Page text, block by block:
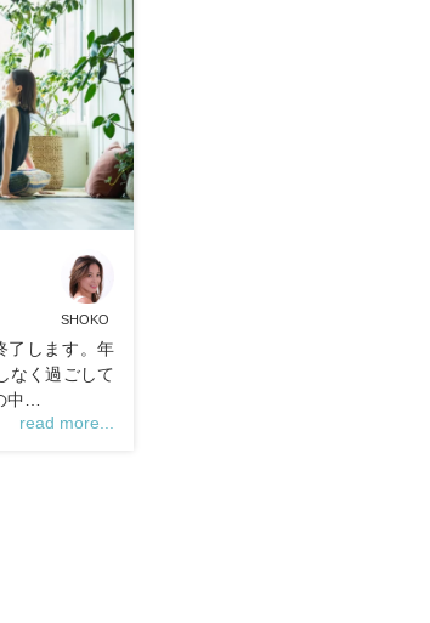
SHOKO
了します。年
なく過ごして
中…
read more...